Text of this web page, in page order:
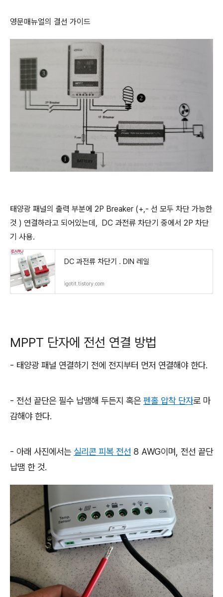
영문매뉴얼의 결선 가이드
태양광 패널의 출력 부분에 2P Breaker (+,- 선 모두 차단 가능한
것 ) 연결하라고 되어있는데, DC 과전류 차단기 중에서 2P 차단
기 사용.
DC 과전류 차단기 . DIN 레일
igotit.tistory.com
MPPT 단자에 전선 연결 방법
- 태양광 패널 연결하기 전에 전지부터 먼저 연결해야 한다.
- 전선 끝단은 필수 납땜해 두든지 혹은 펜홀 압착 단자로 마
감해야 한다.
- 아래 사진에서는 실리콘 피복 전선 8 AWG이며, 전선 끝단
납땜 한 것.